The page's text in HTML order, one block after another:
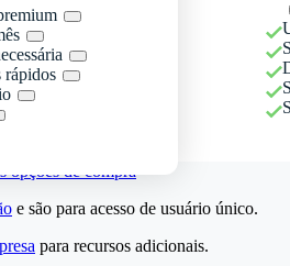
opções de compra
e são para acesso de usuário único.
para recursos adicionais.